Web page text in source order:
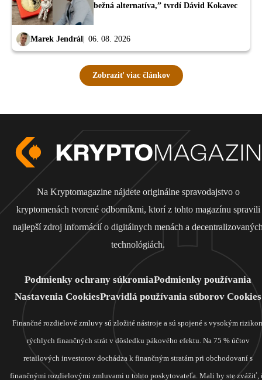
bežná alternatíva,” tvrdí Dávid Kokavec
Marek Jendrál 06. 08. 2026
Zobraziť viac článkov
Na Kryptomagazine nájdete originálne spravodajstvo o
kryptomenách tvorené odborníkmi, ktorí z tohto magazínu spravili
najlepší zdroj informácií o digitálnych menách a
technológiách.
Podmienky ochrany súkromiaPodmienky používania
Nastavenia CookiesPravidlá používania súborov Cookies
Finančné rozdielové zmluvy sú zložité nástroje a sú spojené s vysokým
rýchlych finančných strát v dôsledku pákového efektu. Na 75 % účtov
retailových investorov dochádza k finančným stratám pri obchodovaní s
finančnými rozdielovými zmluvami u tohto poskytovateľa. Mali by ste zvážiť,